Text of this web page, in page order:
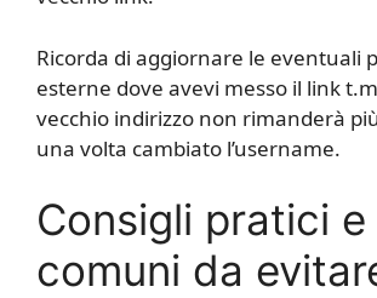
Ricorda di aggiornare le eventuali
esterne dove avevi messo il link
vecchio indirizzo non rimanderà
una volta cambiato l’username.
Consigli pratici
comuni da